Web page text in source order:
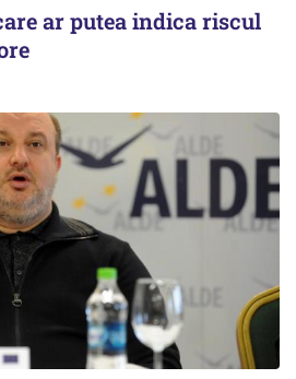
ar putea indica riscul